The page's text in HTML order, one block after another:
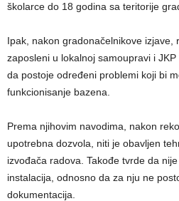
školarce do 18 godina sa teritorije
Ipak, nakon gradonačelnikove izjave,
zaposleni u lokalnoj samoupravi i
da postoje određeni problemi koji bi
funkcionisanje bazena.
Prema njihovim navodima, nakon
upotrebna dozvola, niti je obavljen
izvođača radova. Takođe tvrde da
instalacija, odnosno da za nju ne
dokumentacija.